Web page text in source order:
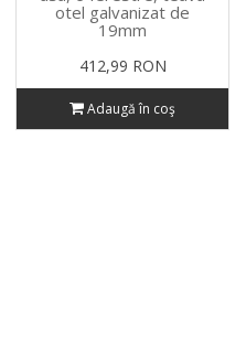
otel galvanizat de
19mm
412,99 RON
Adaugă în coş